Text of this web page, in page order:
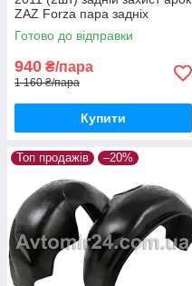
ZAZ Forza пара задніх
Готово до відправки
940 ₴/пара
1 160 ₴/пара
Купити
Топ продажів –20%